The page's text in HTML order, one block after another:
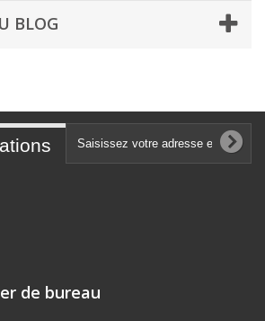
BLOG
de bureau